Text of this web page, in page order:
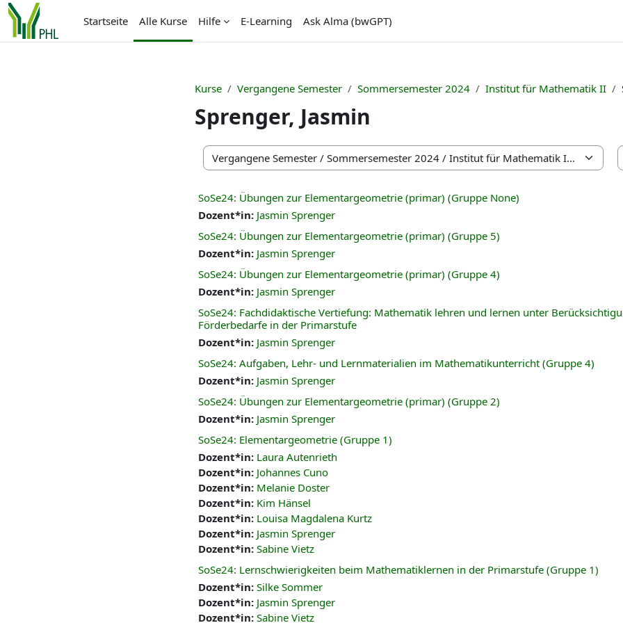
Zum Hauptinhalt
Startseite
Alle Kurse Hilfe E-Learning Ask Alma (bwGPT)
Kurse Vergangene Semester Sommersemester 2024 Institut für Mathematik II
Sprenger, Jasmin
Kursbereiche
SoSe24: Übungen zur Elementargeometrie (primar) (Gruppe None)
Dozent*in: Jasmin Sprenger
SoSe24: Übungen zur Elementargeometrie (primar) (Gruppe 5)
Dozent*in: Jasmin Sprenger
SoSe24: Übungen zur Elementargeometrie (primar) (Gruppe 4)
Dozent*in: Jasmin Sprenger
SoSe24: Fachdidaktische Vertiefung: Mathematik lehren und lernen unter
Förderbedarfe in der Primarstufe
Dozent*in: Jasmin Sprenger
SoSe24: Aufgaben, Lehr- und Lernmaterialien im Mathematikunterricht (Gruppe 4)
Dozent*in: Jasmin Sprenger
SoSe24: Übungen zur Elementargeometrie (primar) (Gruppe 2)
Dozent*in: Jasmin Sprenger
SoSe24: Elementargeometrie (Gruppe 1)
Dozent*in: Laura Autenrieth
Dozent*in: Johannes Cuno
Dozent*in: Melanie Doster
Dozent*in: Kim Hänsel
Dozent*in: Louisa Magdalena Kurtz
Dozent*in: Jasmin Sprenger
Dozent*in: Sabine Vietz
SoSe24: Lernschwierigkeiten beim Mathematiklernen in der Primarstufe (Gruppe 1)
Dozent*in: Silke Sommer
Dozent*in: Jasmin Sprenger
Dozent*in: Sabine Vietz